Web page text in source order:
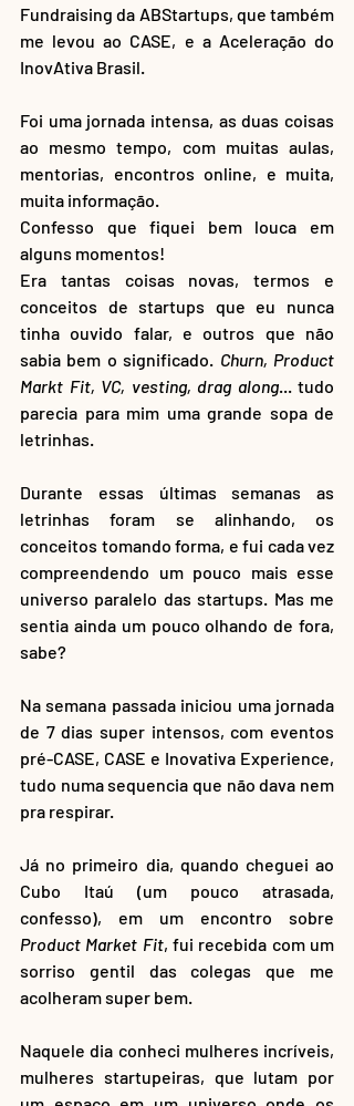
Fundraising da ABStartups, que também
me levou ao CASE, e a Aceleração do
InovAtiva Brasil.
Foi uma jornada intensa, as duas coisas
ao mesmo tempo, com muitas aulas,
mentorias, encontros online, e muita,
muita informação.
Confesso que fiquei bem louca em
alguns momentos!
Era tantas coisas novas, termos e
conceitos de startups que eu nunca
tinha ouvido falar, e outros que não
sabia bem o significado. Churn, Product
Markt Fit, VC, vesting, drag along... tudo
parecia para mim uma grande sopa de
letrinhas.
Durante essas últimas semanas as
letrinhas foram se alinhando, os
conceitos tomando forma, e fui cada vez
compreendendo um pouco mais esse
universo paralelo das startups. Mas me
sentia ainda um pouco olhando de fora,
sabe?
Na semana passada iniciou uma jornada
de 7 dias super intensos, com eventos
pré-CASE, CASE e Inovativa Experience,
tudo numa sequencia que não dava nem
pra respirar.
Já no primeiro dia, quando cheguei ao
Cubo Itaú (um pouco atrasada,
Product Market Fit, fui recebida com um
sorriso gentil das colegas que me
acolheram super bem.
Naquele dia conheci mulheres incríveis,
mulheres startupeiras, que lutam por